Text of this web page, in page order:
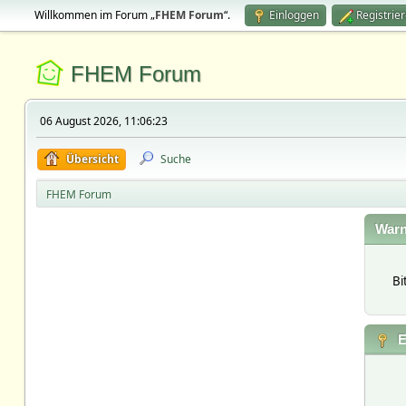
Willkommen im Forum „FHEM Forum“. Einloggen
FHEM Forum
06 August 2026, 11:06:23
Übersicht Suche
FHEM Forum